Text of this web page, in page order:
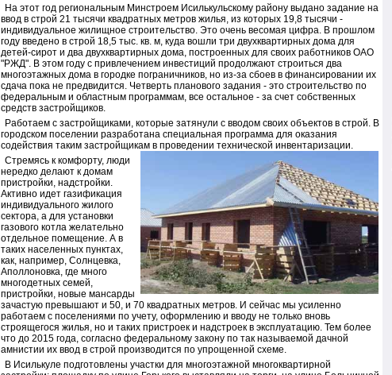
На этот год региональным Минстроем Исилькульскому району выдано задание на
ввод в строй 21 тысячи квадратных метров жилья, из которых 19,8 тысячи -
индивидуальное жилищное строительство. Это очень весомая цифра. В прошлом
году введено в строй 18,5 тыс. кв. м, куда вошли три двухквартирных дома для
детей-сирот и два двухквартирных дома, построенных для своих работников ОАО
"РЖД". В этом году с привлечением инвестиций продолжают строиться два
многоэтажных дома в городке пограничников, но из-за сбоев в финансировании их
сдача пока не предвидится. Четверть планового задания - это строительство по
федеральным и областным программам, все остальное - за счет собственных
средств застройщиков.
Работаем с застройщиками, которые затянули с вводом своих объектов в строй. В
городском поселении разработана специальная программа для оказания
содействия таким застройщикам в проведении технической инвентаризации.
Стремясь к комфорту, люди
нередко делают к домам
пристройки, надстройки.
Активно идет газификация
индивидуального жилого
сектора, а для установки
газового котла желательно
отдельное помещение. А в
таких населенных пунктах,
как, например, Солнцевка,
Аполлоновка, где много
многодетных семей,
пристройки, новые мансарды
зачастую превышают и 50, и 70 квадратных метров. И сейчас мы усиленно
работаем с поселениями по учету, оформлению и вводу не только вновь
строящегося жилья, но и таких пристроек и надстроек в эксплуатацию. Тем более
что до 2015 года, согласно федеральному закону по так называемой дачной
амнистии их ввод в строй производится по упрощенной схеме.
В Исилькуле подготовлены участки для многоэтажной многоквартирной